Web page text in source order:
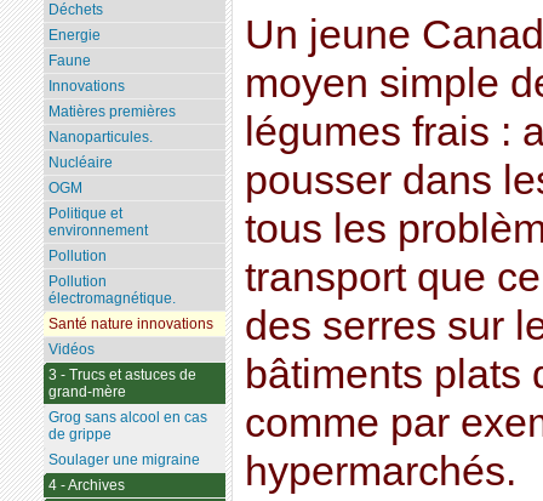
Un jeune
moyen simple
légumes frais :
pousser dans
tous les
transport que
des serres sur
bâtiments plats
comme par
hypermarchés.
Déchets
Energie
Faune
Innovations
Matières premières
Nanoparticules.
Nucléaire
OGM
Politique et
environnement
Pollution
Pollution
électromagnétique.
Santé nature innovations
Vidéos
3 - Trucs et astuces de
grand-mère
Grog sans alcool en cas
de grippe
Soulager une migraine
4 - Archives